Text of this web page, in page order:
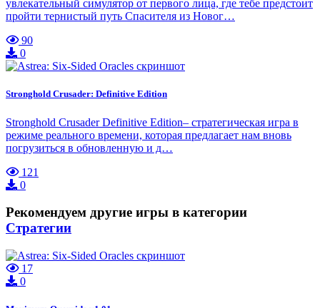
увлекательный симулятор от первого лица, где тебе предстоит
пройти тернистый путь Спасителя из Новог…
90
0
Stronghold Crusader: Definitive Edition
Stronghold Crusader Definitive Edition– стратегическая игра в
режиме реального времени, которая предлагает нам вновь
погрузиться в обновленную и д…
121
0
Рекомендуем другие игры в категории
Стратегии
17
0